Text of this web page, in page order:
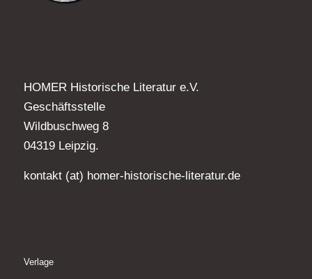
HOMER Historische Literatur e.V.
Geschäftsstelle
Wildbuschweg 8
04319 Leipzig.
kontakt (at) homer-historische-literatur.de
Verlage